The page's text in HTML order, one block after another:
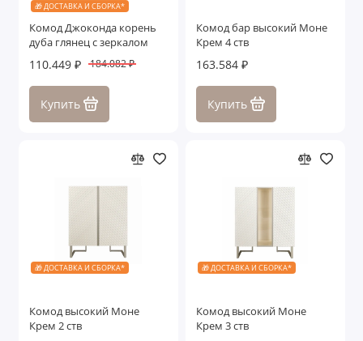
🎁 ДОСТАВКА И СБОРКА*
Комод Джоконда корень
дуба глянец с зеркалом
110.449 ₽ 184.082 ₽
Купить
Комод бар высокий Моне
Крем 4 ств
163.584 ₽
Купить
🎁 ДОСТАВКА И СБОРКА*
Комод высокий Моне
Крем 2 ств
🎁 ДОСТАВКА И СБОРКА*
Комод высокий Моне
Крем 3 ств